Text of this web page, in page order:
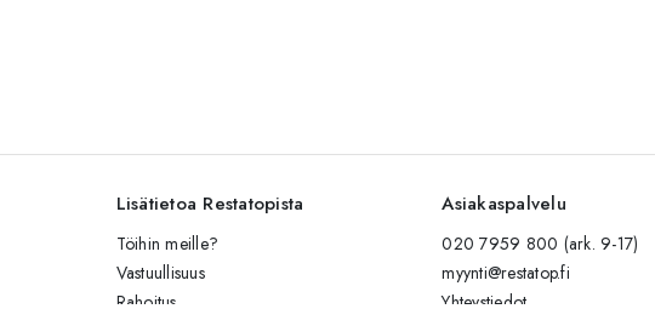
Lisätietoa Restatopista
Töihin meille?
Vastuullisuus
Rahoitus
Asiakaspalvelu
020 7959 800 (ark. 9-17)
myynti@restatop.fi
Yhteystiedot